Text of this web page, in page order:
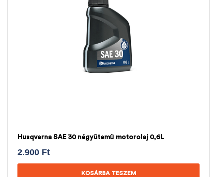
Husqvarna SAE 30 négyütemű motorolaj 0,6L
2.900 Ft
KOSÁRBA TESZEM